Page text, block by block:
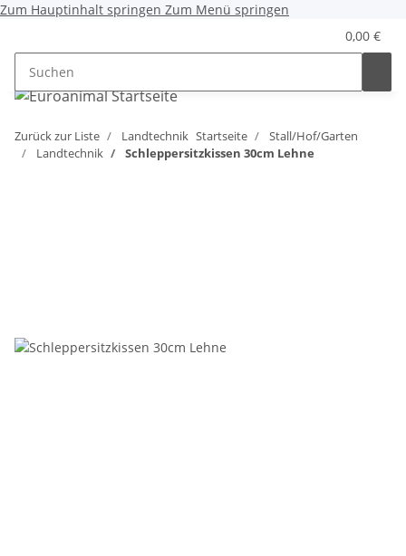
Zum Hauptinhalt springen Zum Menü springen
0,00 €
Zurück zur Liste Landtechnik Startseite
Stall/Hof/Garten
Landtechnik
Schleppersitzkissen 30cm Lehne